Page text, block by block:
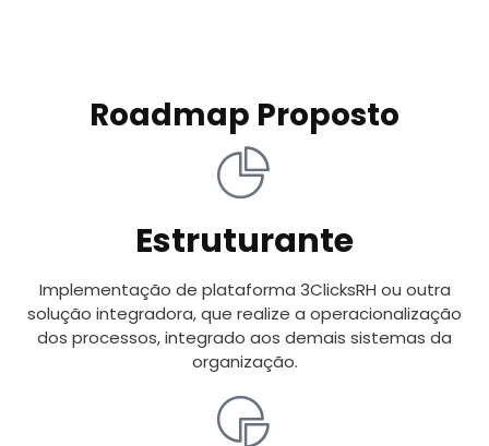
Roadmap Proposto
Estruturante
Implementação de plataforma 3ClicksRH ou outra
solução integradora, que realize a operacionalização
dos processos, integrado aos demais sistemas da
organização.